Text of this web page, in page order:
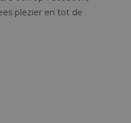
plezier en tot de